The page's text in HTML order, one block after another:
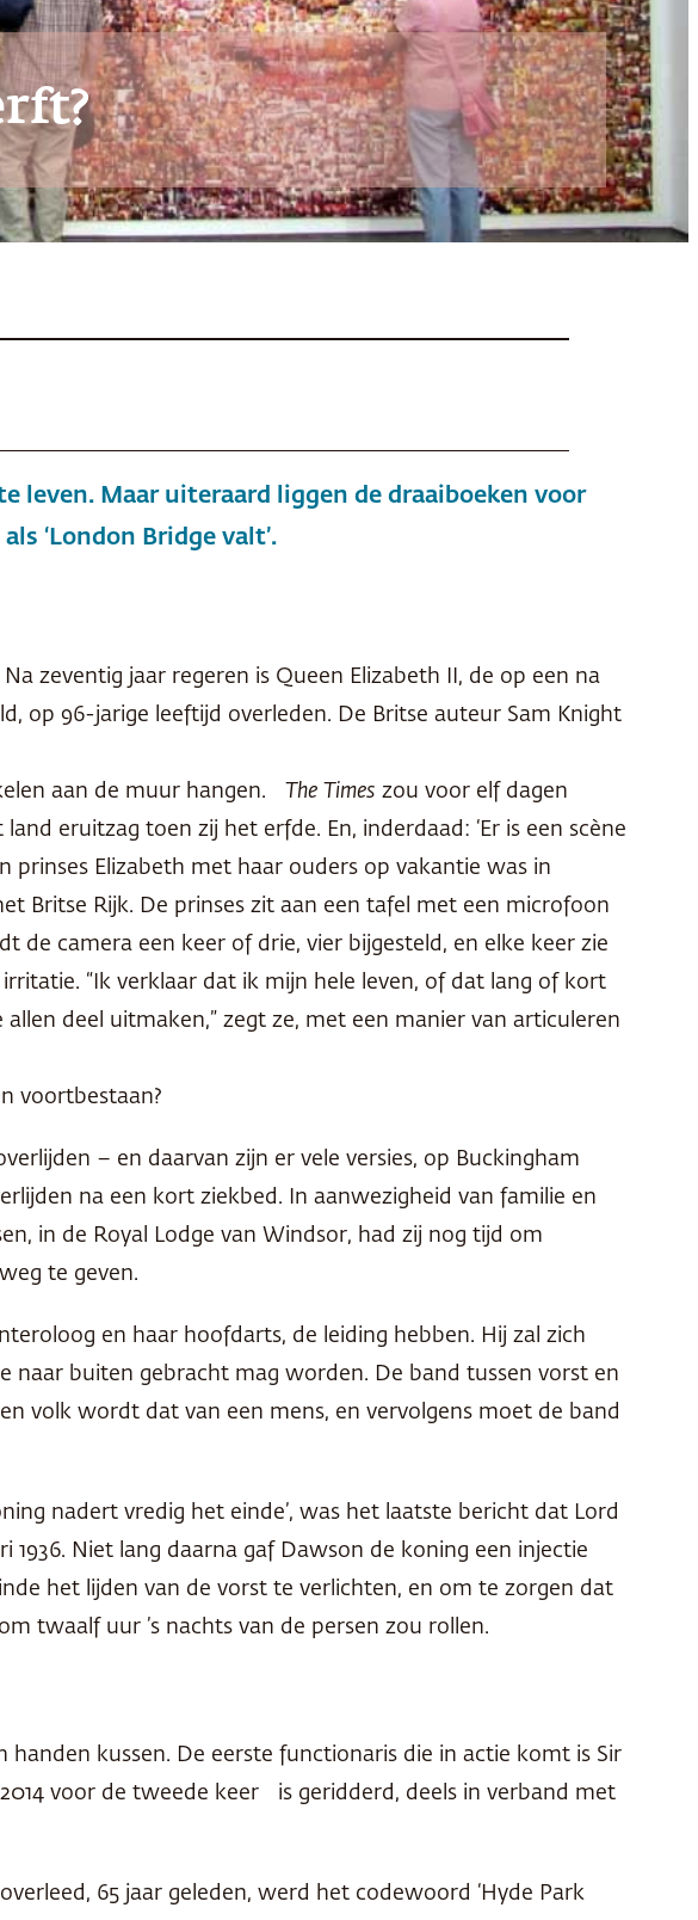
leven. Maar uiteraard liggen de draaiboeken voor
‘London Bridge valt’.
zeventig jaar regeren is Queen Elizabeth II, de op een na
op 96-jarige leeftijd overleden. De Britse auteur Sam Knight
aan de muur hangen. The Times zou voor elf dagen
eruitzag toen zij het erfde. En, inderdaad: ‘Er is een scène
prinses Elizabeth met haar ouders op vakantie was in
Britse Rijk. De prinses zit aan een tafel met een microfoon
camera een keer of drie, vier bijgesteld, en elke keer zie
“Ik verklaar dat ik mijn hele leven, of dat lang of kort
deel uitmaken,” zegt ze, met een manier van articuleren
voortbestaan?
– en daarvan zijn er vele versies, op Buckingham
na een kort ziekbed. In aanwezigheid van familie en
in de Royal Lodge van Windsor, had zij nog tijd om
te geven.
en haar hoofdarts, de leiding hebben. Hij zal zich
naar buiten gebracht mag worden. De band tussen vorst en
volk wordt dat van een mens, en vervolgens moet de band
nadert vredig het einde’, was het laatste bericht dat Lord
Niet lang daarna gaf Dawson de koning een injectie
het lijden van de vorst te verlichten, en om te zorgen dat
twaalf uur ’s nachts van de persen zou rollen.
handen kussen. De eerste functionaris die in actie komt is Sir
voor de tweede keer is geridderd, deels in verband met
65 jaar geleden, werd het codewoord ‘Hyde Park